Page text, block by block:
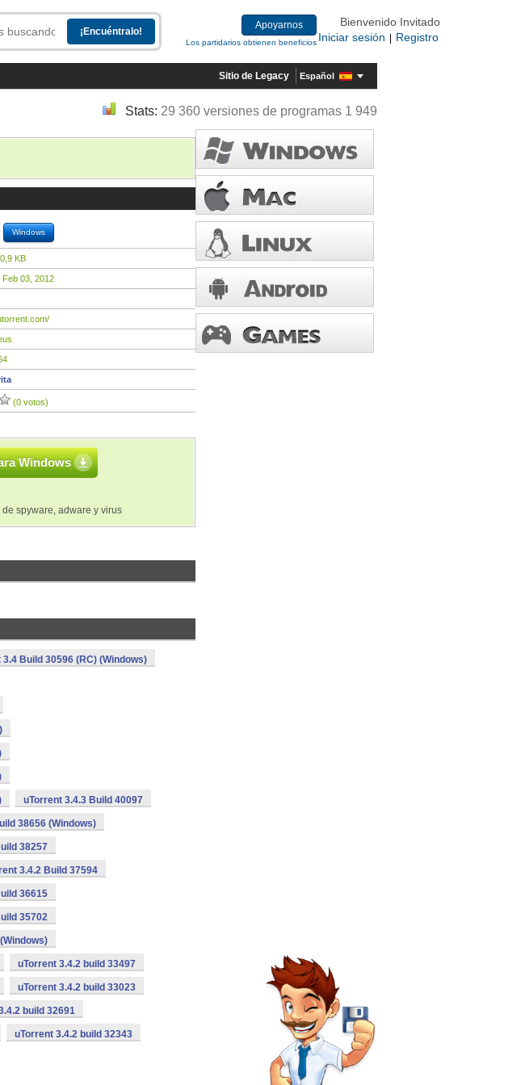
Apoyarnos
Los partidarios obtienen beneficios
Bienvenido Invitado
Iniciar sesión
Registro
Sitio de Legacy Español
Stats: 29 360 versiones de programas 1 949
Windows
KB
Feb 03, 2012
(0 votos)
Windows
de spyware, adware y virus
3.4 Build 30596 (RC) (Windows)
uTorrent 3.4.3 Build 40097
38656 (Windows)
38257
3.4.2 Build 37594
36615
35702
uTorrent 3.4.2 build 33497
uTorrent 3.4.2 build 33023
build 32691
uTorrent 3.4.2 build 32343